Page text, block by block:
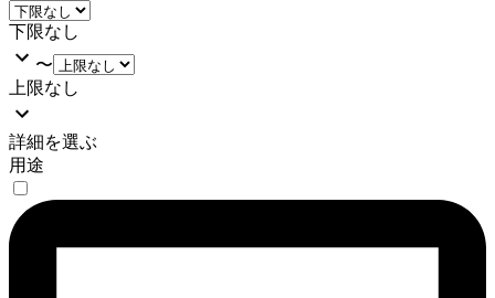
下限なし
〜
上限なし
詳細を選ぶ
用途